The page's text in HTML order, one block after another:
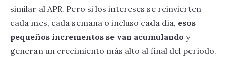
similar al APR. Pero si los intereses se reinvierten
cada mes, cada semana o incluso cada día, esos
pequeños incrementos se van acumulando y
generan un crecimiento más alto al final del período.